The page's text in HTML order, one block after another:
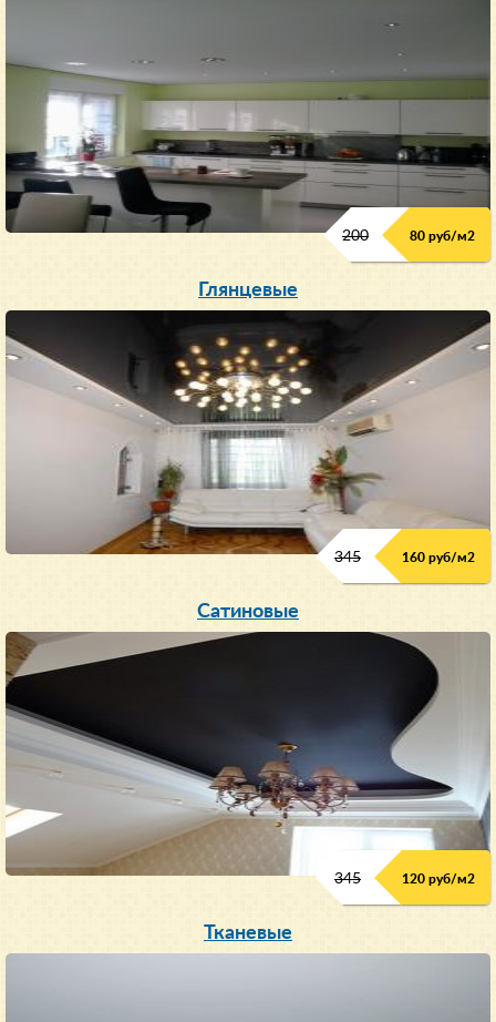
200 80 руб/м2
Глянцевые
345 160 руб/м2
Сатиновые
345 120 руб/м2
Тканевые